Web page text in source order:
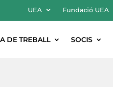
UEA Fundació UEA
DE TREBALL SOCIS